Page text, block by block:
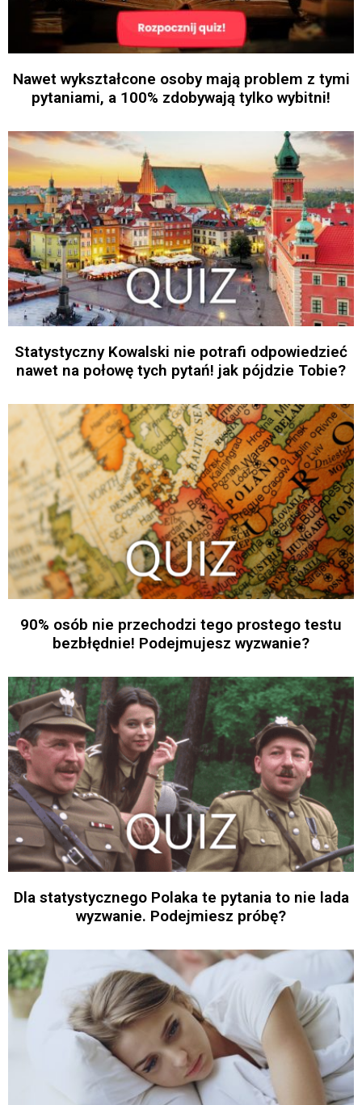
Nawet wykształcone osoby mają problem z tymi
pytaniami, a 100% zdobywają tylko wybitni!
Statystyczny Kowalski nie potrafi odpowiedzieć
nawet na połowę tych pytań! jak pójdzie Tobie?
90% osób nie przechodzi tego prostego testu
bezbłędnie! Podejmujesz wyzwanie?
Dla statystycznego Polaka te pytania to nie lada
wyzwanie. Podejmiesz próbę?